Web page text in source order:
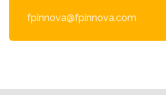
fpinnova@fpinnova.com